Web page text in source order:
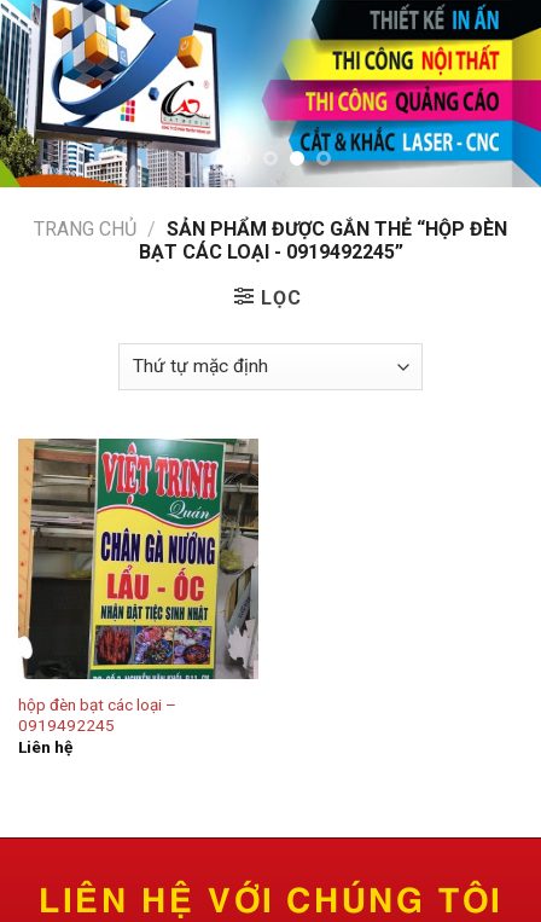
TRANG CHỦ / SẢN PHẨM ĐƯỢC GẮN THẺ “HỘP ĐÈN
BẠT CÁC LOẠI - 0919492245”
LỌC
hộp đèn bạt các loại –
0919492245
Liên hệ
LIÊN HỆ VỚI CHÚNG TÔI